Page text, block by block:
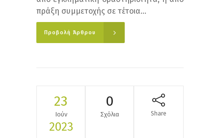
πράξη συμμετοχής σε τέτοια...
Προβολή Άρθρου
23
Ιούν
2023
0
Σχόλια Share